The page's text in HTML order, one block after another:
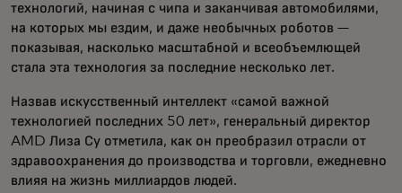
технологий, начиная с чипа и заканчивая автомобилями,
на которых мы ездим, и даже необычных роботов —
показывая, насколько масштабной и всеобъемлющей
стала эта технология за последние несколько лет.
Назвав искусственный интеллект «самой важной
технологией последних 50 лет», генеральный директор
AMD Лиза Су отметила, как он преобразил отрасли от
здравоохранения до производства и торговли, ежедневно
влияя на жизнь миллиардов людей.